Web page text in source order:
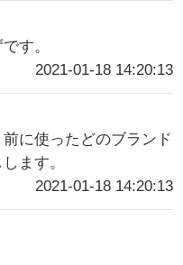
す。
2021-01-18 14:20:13
に使ったどのブランド
ます。
2021-01-18 14:20:13